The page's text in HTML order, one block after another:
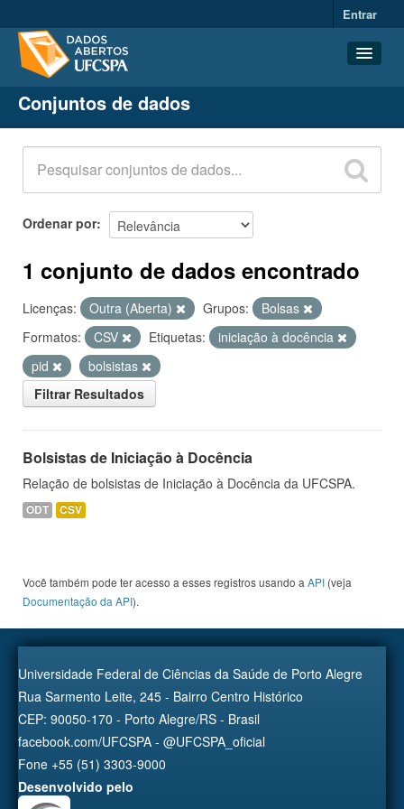
Entrar
Conjuntos de dados
Organizações
Grupos
Sobre
Conjuntos de dados
Ordenar por
1 conjunto de dados encontrado
Licenças: Outra (Aberta) Grupos:
Bolsas
Formatos:
CSV Etiquetas:
iniciação à docência
pid
bolsistas
Filtrar Resultados
Bolsistas de Iniciação à Docência
Relação de bolsistas de Iniciação à Docência da UFCSPA.
ODT CSV
Você também pode ter acesso a esses registros usando a API (veja
Documentação da API).
Universidade Federal de Ciências da Saúde de Porto Alegre
Rua Sarmento Leite, 245 - Bairro Centro Histórico
CEP: 90050-170 - Porto Alegre/RS - Brasil
facebook.com/UFCSPA - @UFCSPA_oficial
Fone +55 (51) 3303-9000
Desenvolvido pelo